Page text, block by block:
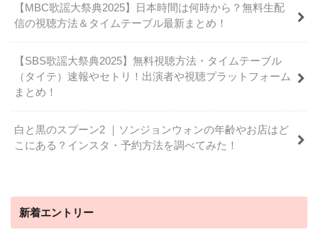
【MBC歌謡大祭典2025】日本時間は何時から？無料生配
信の視聴方法＆タイムテーブル最新まとめ！
【SBS歌謡大祭典2025】無料視聴方法・タイムテーブル
（タイテ）速報やセトリ！出演者や視聴プラットフォーム
まとめ！
白と黒のスプーン2 ｜ソンジョンウォンの年齢やお店はど
こにある？インスタ・予約方法を調べてみた！
新着エントリー